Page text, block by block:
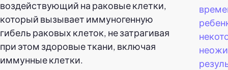
воздействующий на раковые клетки,
который вызывает иммуногенную
гибель раковых клеток, не затрагивая
при этом здоровые ткани, включая
иммунные клетки.